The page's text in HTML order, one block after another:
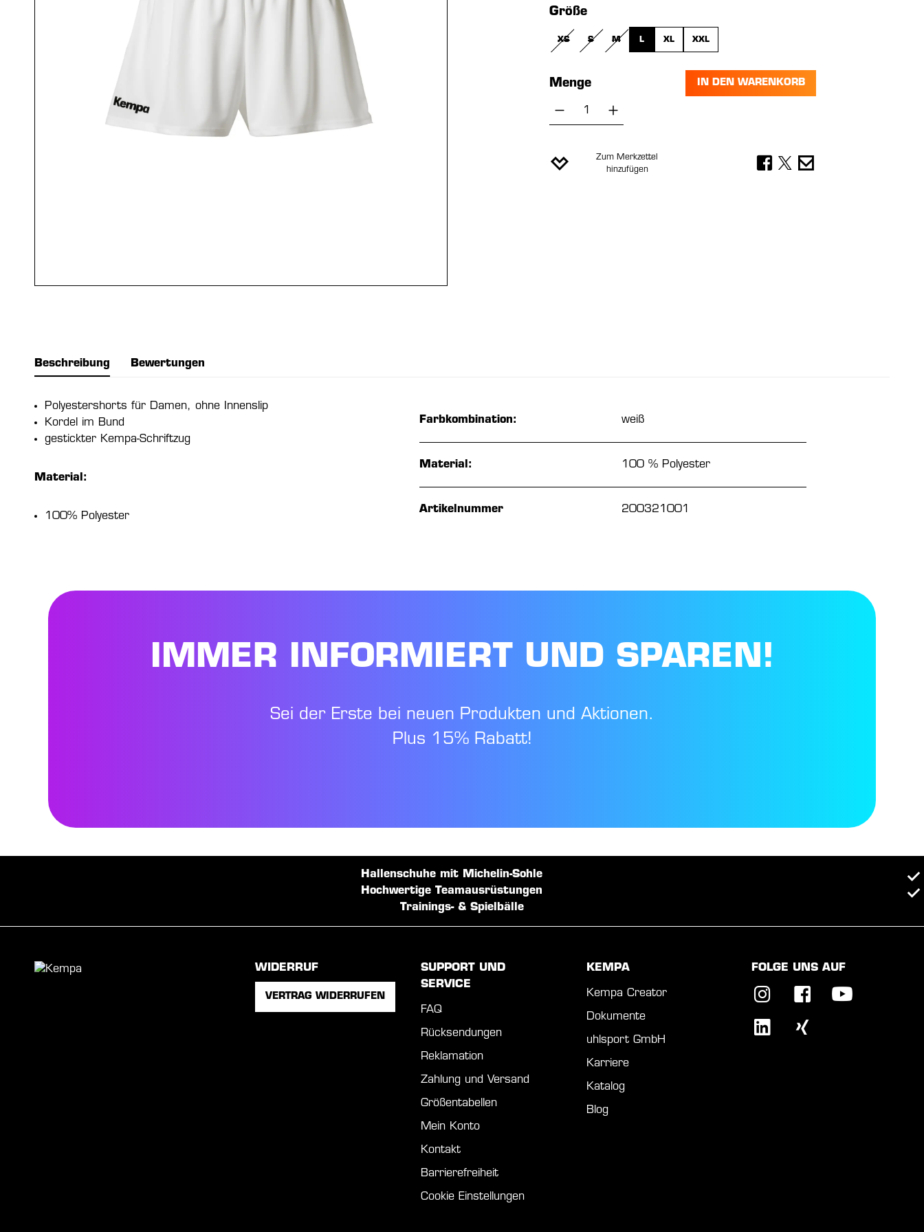
Größeauswählen
XS
(DIESE OPTION IST ZURZEIT NICHT VERFÜGBAR.)
S
(DIESE OPTION IST ZURZEIT NICHT VERFÜGBAR.)
M L XL XXL
Menge
Produkt Anzahl: Gib den gewünschten Wert
IN DEN WARENKORB
Zum Merkzettel
hinzufügen
Beschreibung Bewertungen
Polyestershorts für Damen, ohne Innenslip
Kordel im Bund
gestickter Kempa-Schriftzug
Material:
100% Polyester
Farbkombination: weiß
Material: 100 % Polyester
Artikelnummer 200321001
IMMER INFORMIERT UND SPAREN!
Sei der Erste bei neuen Produkten und Aktionen.
Plus 15% Rabatt!
Hallenschuhe mit Michelin-Sohle
Hochwertige Teamausrüstungen
Trainings- & Spielbälle
WIDERRUF
VERTRAG WIDERRUFEN
SUPPORT UND
SERVICE
FAQ
Rücksendungen
Reklamation
Zahlung und Versand
Größentabellen
Mein Konto
Kontakt
Barrierefreiheit
Cookie Einstellungen
KEMPA
Kempa Creator
Dokumente
uhlsport GmbH
Karriere
Katalog
Blog
FOLGE UNS AUF